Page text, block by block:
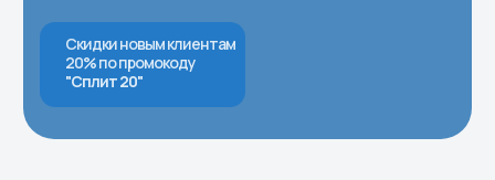
Информация
Политика конфиденциальности
Согласие на обработку персональных
данных
Правила испрользования Cookie